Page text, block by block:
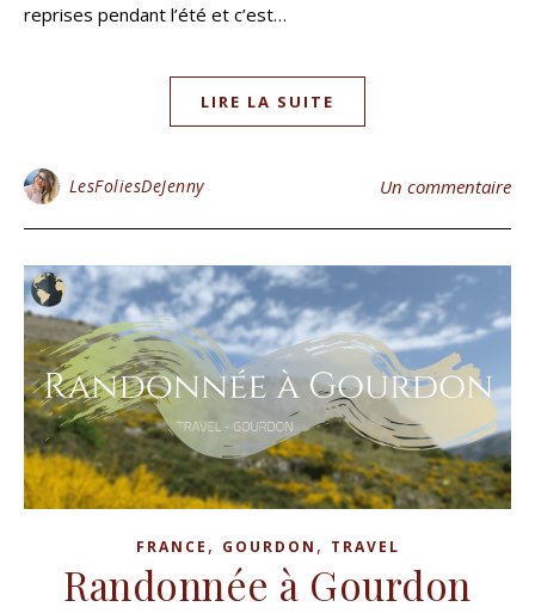
reprises pendant l’été et c’est…
LIRE LA SUITE
LesFoliesDeJenny Un commentaire
FRANCE , GOURDON , TRAVEL
Randonnée à Gourdon